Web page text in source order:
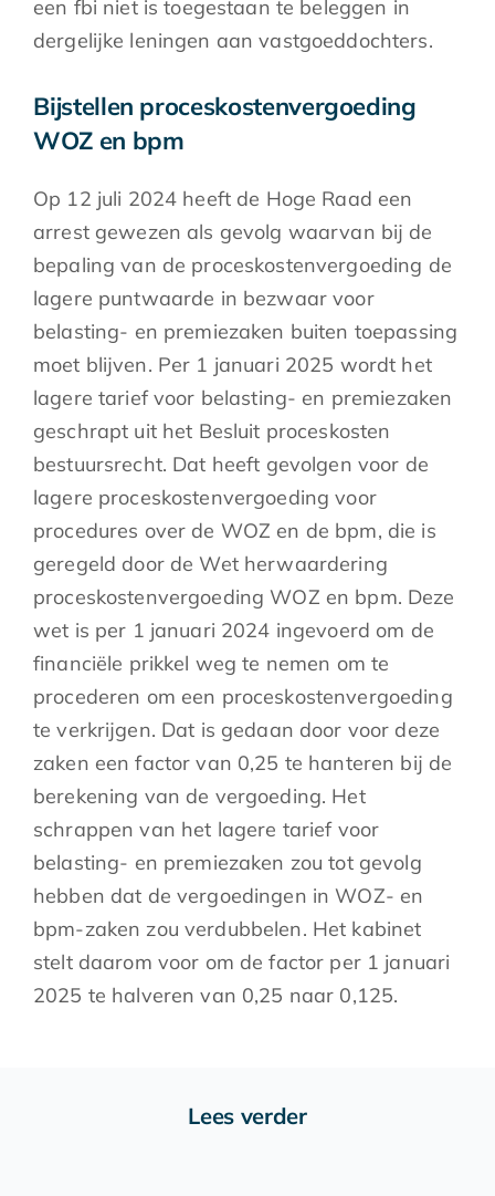
een fbi niet is toegestaan te beleggen in
dergelijke leningen aan vastgoeddochters.
Bijstellen proceskostenvergoeding
WOZ en bpm
Op 12 juli 2024 heeft de Hoge Raad een
arrest gewezen als gevolg waarvan bij de
bepaling van de proceskostenvergoeding de
lagere puntwaarde in bezwaar voor
belasting- en premiezaken buiten toepassing
moet blijven. Per 1 januari 2025 wordt het
lagere tarief voor belasting- en premiezaken
geschrapt uit het Besluit proceskosten
bestuursrecht. Dat heeft gevolgen voor de
lagere proceskostenvergoeding voor
procedures over de WOZ en de bpm, die is
geregeld door de Wet herwaardering
proceskostenvergoeding WOZ en bpm. Deze
wet is per 1 januari 2024 ingevoerd om de
financiële prikkel weg te nemen om te
procederen om een proceskostenvergoeding
te verkrijgen. Dat is gedaan door voor deze
zaken een factor van 0,25 te hanteren bij de
berekening van de vergoeding. Het
schrappen van het lagere tarief voor
belasting- en premiezaken zou tot gevolg
hebben dat de vergoedingen in WOZ- en
bpm-zaken zou verdubbelen. Het kabinet
stelt daarom voor om de factor per 1 januari
2025 te halveren van 0,25 naar 0,125.
Lees verder